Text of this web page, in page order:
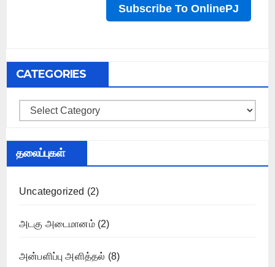
CATEGORIES
Categories
தலைப்புகள்
Uncategorized (2)
அடகு அடைமானம்(2)
அன்பளிப்பு அளித்தல் (8)